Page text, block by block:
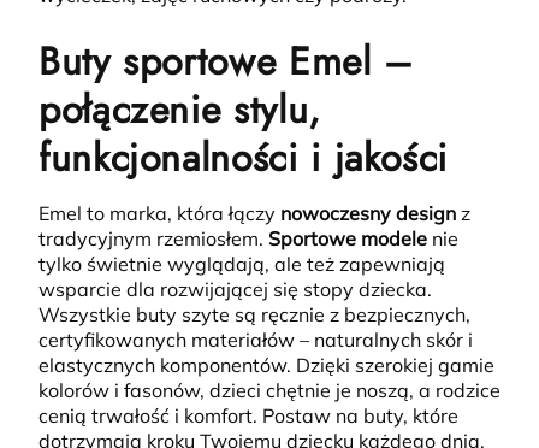
Buty sportowe Emel –
połączenie stylu,
funkcjonalności i jakości
Emel to marka, która łączy nowoczesny design z
tradycyjnym rzemiosłem. Sportowe modele nie
tylko świetnie wyglądają, ale też zapewniają
wsparcie dla rozwijającej się stopy dziecka.
Wszystkie buty szyte są ręcznie z bezpiecznych,
certyfikowanych materiałów – naturalnych skór i
elastycznych komponentów. Dzięki szerokiej gamie
kolorów i fasonów, dzieci chętnie je noszą, a rodzice
cenią trwałość i komfort. Postaw na buty, które
dotrzymają kroku Twojemu dziecku każdego dnia.